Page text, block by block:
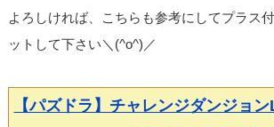
よろしければ、こちらも参考にしてプラス
ットして下さい＼(^o^)／
【パズドラ】チャレンジダンジョ